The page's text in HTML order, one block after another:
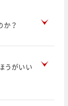
か？
うがいい